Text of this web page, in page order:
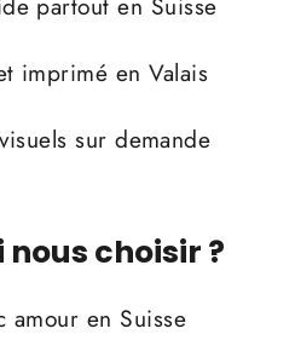
en Valais
sur demande
choisir ?
en Suisse